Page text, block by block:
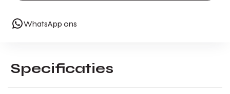
WhatsApp ons
Specificaties